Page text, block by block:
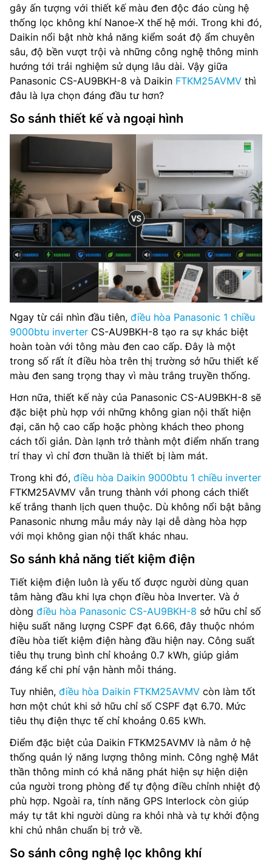
gây ấn tượng với thiết kế màu đen độc đáo cùng hệ
thống lọc không khí Nanoe-X thế hệ mới. Trong khi đó,
Daikin nổi bật nhờ khả năng kiểm soát độ ẩm chuyên
sâu, độ bền vượt trội và những công nghệ thông minh
hướng tới trải nghiệm sử dụng lâu dài. Vậy giữa
Panasonic CS-AU9BKH-8 và Daikin FTKM25AVMV thì
đâu là lựa chọn đáng đầu tư hơn?
So sánh thiết kế và ngoại hình
Ngay từ cái nhìn đầu tiên, điều hòa Panasonic 1 chiều
9000btu inverter CS-AU9BKH-8 tạo ra sự khác biệt
hoàn toàn với tông màu đen cao cấp. Đây là một
trong số rất ít điều hòa trên thị trường sở hữu thiết kế
màu đen sang trọng thay vì màu trắng truyền thống.
Hơn nữa, thiết kế này của Panasonic CS-AU9BKH-8 sẽ
đặc biệt phù hợp với những không gian nội thất hiện
đại, căn hộ cao cấp hoặc phòng khách theo phong
cách tối giản. Dàn lạnh trở thành một điểm nhấn trang
trí thay vì chỉ đơn thuần là thiết bị làm mát.
Trong khi đó, điều hòa Daikin 9000btu 1 chiều inverter
FTKM25AVMV vẫn trung thành với phong cách thiết
kế trắng thanh lịch quen thuộc. Dù không nổi bật bằng
Panasonic nhưng mẫu máy này lại dễ dàng hòa hợp
với mọi không gian nội thất khác nhau.
So sánh khả năng tiết kiệm điện
Tiết kiệm điện luôn là yếu tố được người dùng quan
tâm hàng đầu khi lựa chọn điều hòa Inverter. Và ở
dòng điều hòa Panasonic CS-AU9BKH-8 sở hữu chỉ số
hiệu suất năng lượng CSPF đạt 6.66, đây thuộc nhóm
điều hòa tiết kiệm điện hàng đầu hiện nay. Công suất
tiêu thụ trung bình chỉ khoảng 0.7 kWh, giúp giảm
đáng kể chi phí vận hành mỗi tháng.
Tuy nhiên, điều hòa Daikin FTKM25AVMV còn làm tốt
hơn một chút khi sở hữu chỉ số CSPF đạt 6.70. Mức
tiêu thụ điện thực tế chỉ khoảng 0.65 kWh.
Điểm đặc biệt của Daikin FTKM25AVMV là nằm ở hệ
thống quản lý năng lượng thông minh. Công nghệ Mắt
thần thông minh có khả năng phát hiện sự hiện diện
của người trong phòng để tự động điều chỉnh nhiệt độ
phù hợp. Ngoài ra, tính năng GPS Interlock còn giúp
máy tự tắt khi người dùng ra khỏi nhà và tự khởi động
khi chủ nhân chuẩn bị trở về.
So sánh công nghệ lọc không khí